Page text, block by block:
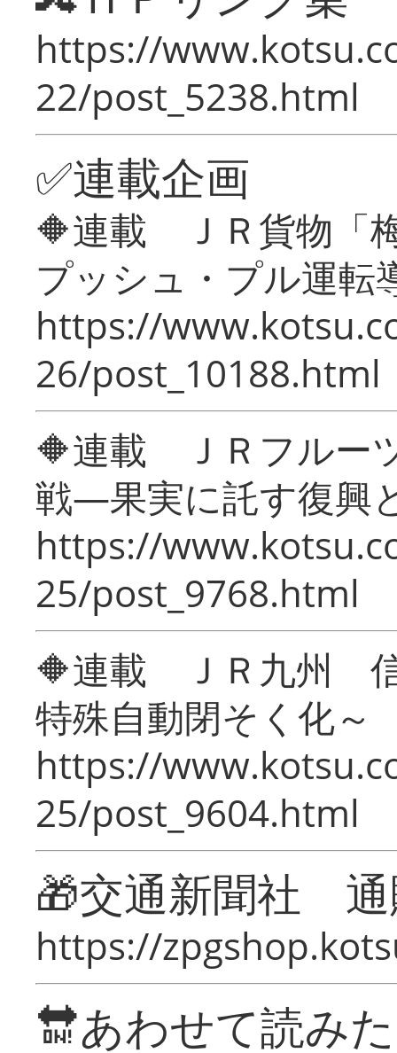
https://
22/post_5238.html
✅連載企画
🔶連載 ＪＲ貨物「
プッシュ・プル運転
https://
26/post_10188.html
🔶連載 ＪＲフルー
戦―果実に託す復興
https://
25/post_9768.html
🔶連載 ＪＲ九州 信
特殊自動閉そく化～
https://
25/post_9604.html
🎁交通新聞社
https://
🔛あわせて読み